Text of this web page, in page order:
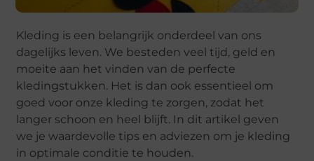
Kleding is een belangrijk onderdeel van ons
dagelijks leven. We besteden veel tijd, geld en
moeite aan het vinden van de perfecte
kledingstukken. Het is dan ook essentieel om
goed voor onze kleding te zorgen, zodat het
langer schoon en heel blijft. In dit artikel geven
we je waardevolle tips en adviezen om je kleding
in optimale conditie te houden.